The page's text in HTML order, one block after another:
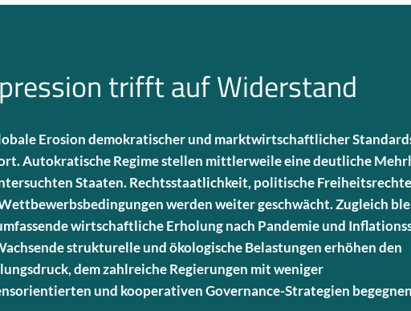
trifft auf Widerstand
Erosion demokratischer und marktwirtschaftlicher
Autokratische Regime stellen mittlerweile eine deutliche
Staaten. Rechtsstaatlichkeit, politische
werden weiter geschwächt. Zugleich
wirtschaftliche Erholung nach Pandemie und
strukturelle und ökologische Belastungen erhöhen den
dem zahlreiche Regierungen mit weniger
und kooperativen Governance-Strategien